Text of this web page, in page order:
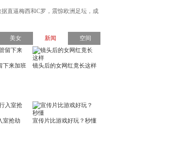
直逼梅西和C罗，震惊欧洲足坛，成